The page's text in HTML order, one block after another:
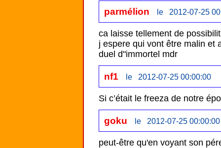
parmélion le 2012-07-25
ca laisse tellement de
j espere qui vont être malin et
duel d"immortel mdr
nf1 le 2012-07-25 00:00:00
Si c’était le freeza de notre
goku le 2012-07-25 00:00:00